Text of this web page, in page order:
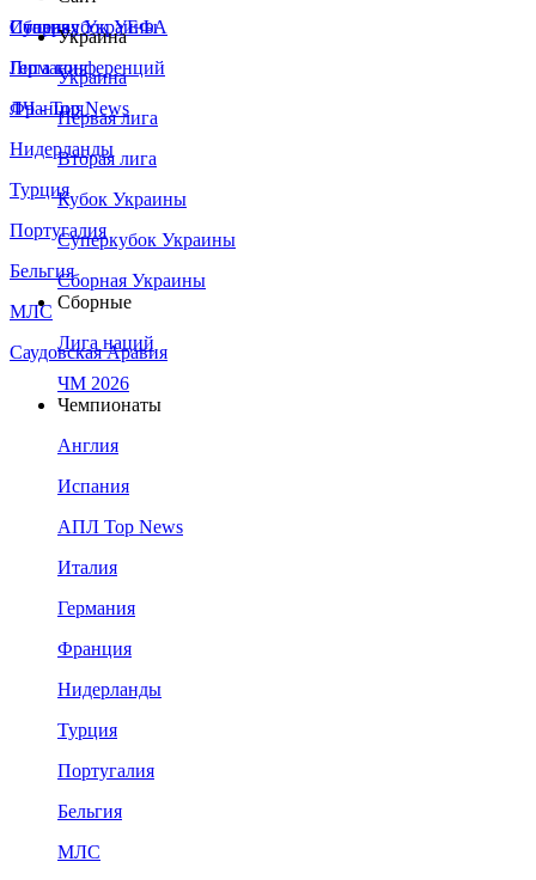
Сборная Украины
Италия
Германия
Франция
Нидерланды
Турция
Португалия
Бельгия
МЛС
Саудовская Аравия
Суперкубок УЕФА
Лига конференций
ЛЧ - Top News
Украина
Украина
Первая лига
Вторая лига
Кубок Украины
Суперкубок Украины
Сборная Украины
Сборные
Лига наций
ЧМ 2026
Чемпионаты
Англия
Испания
АПЛ Top News
Италия
Германия
Франция
Нидерланды
Турция
Португалия
Бельгия
МЛС